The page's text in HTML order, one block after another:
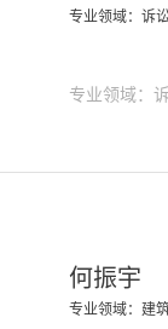
专业领域：诉
专业领域：
何振宇
专业领域：建